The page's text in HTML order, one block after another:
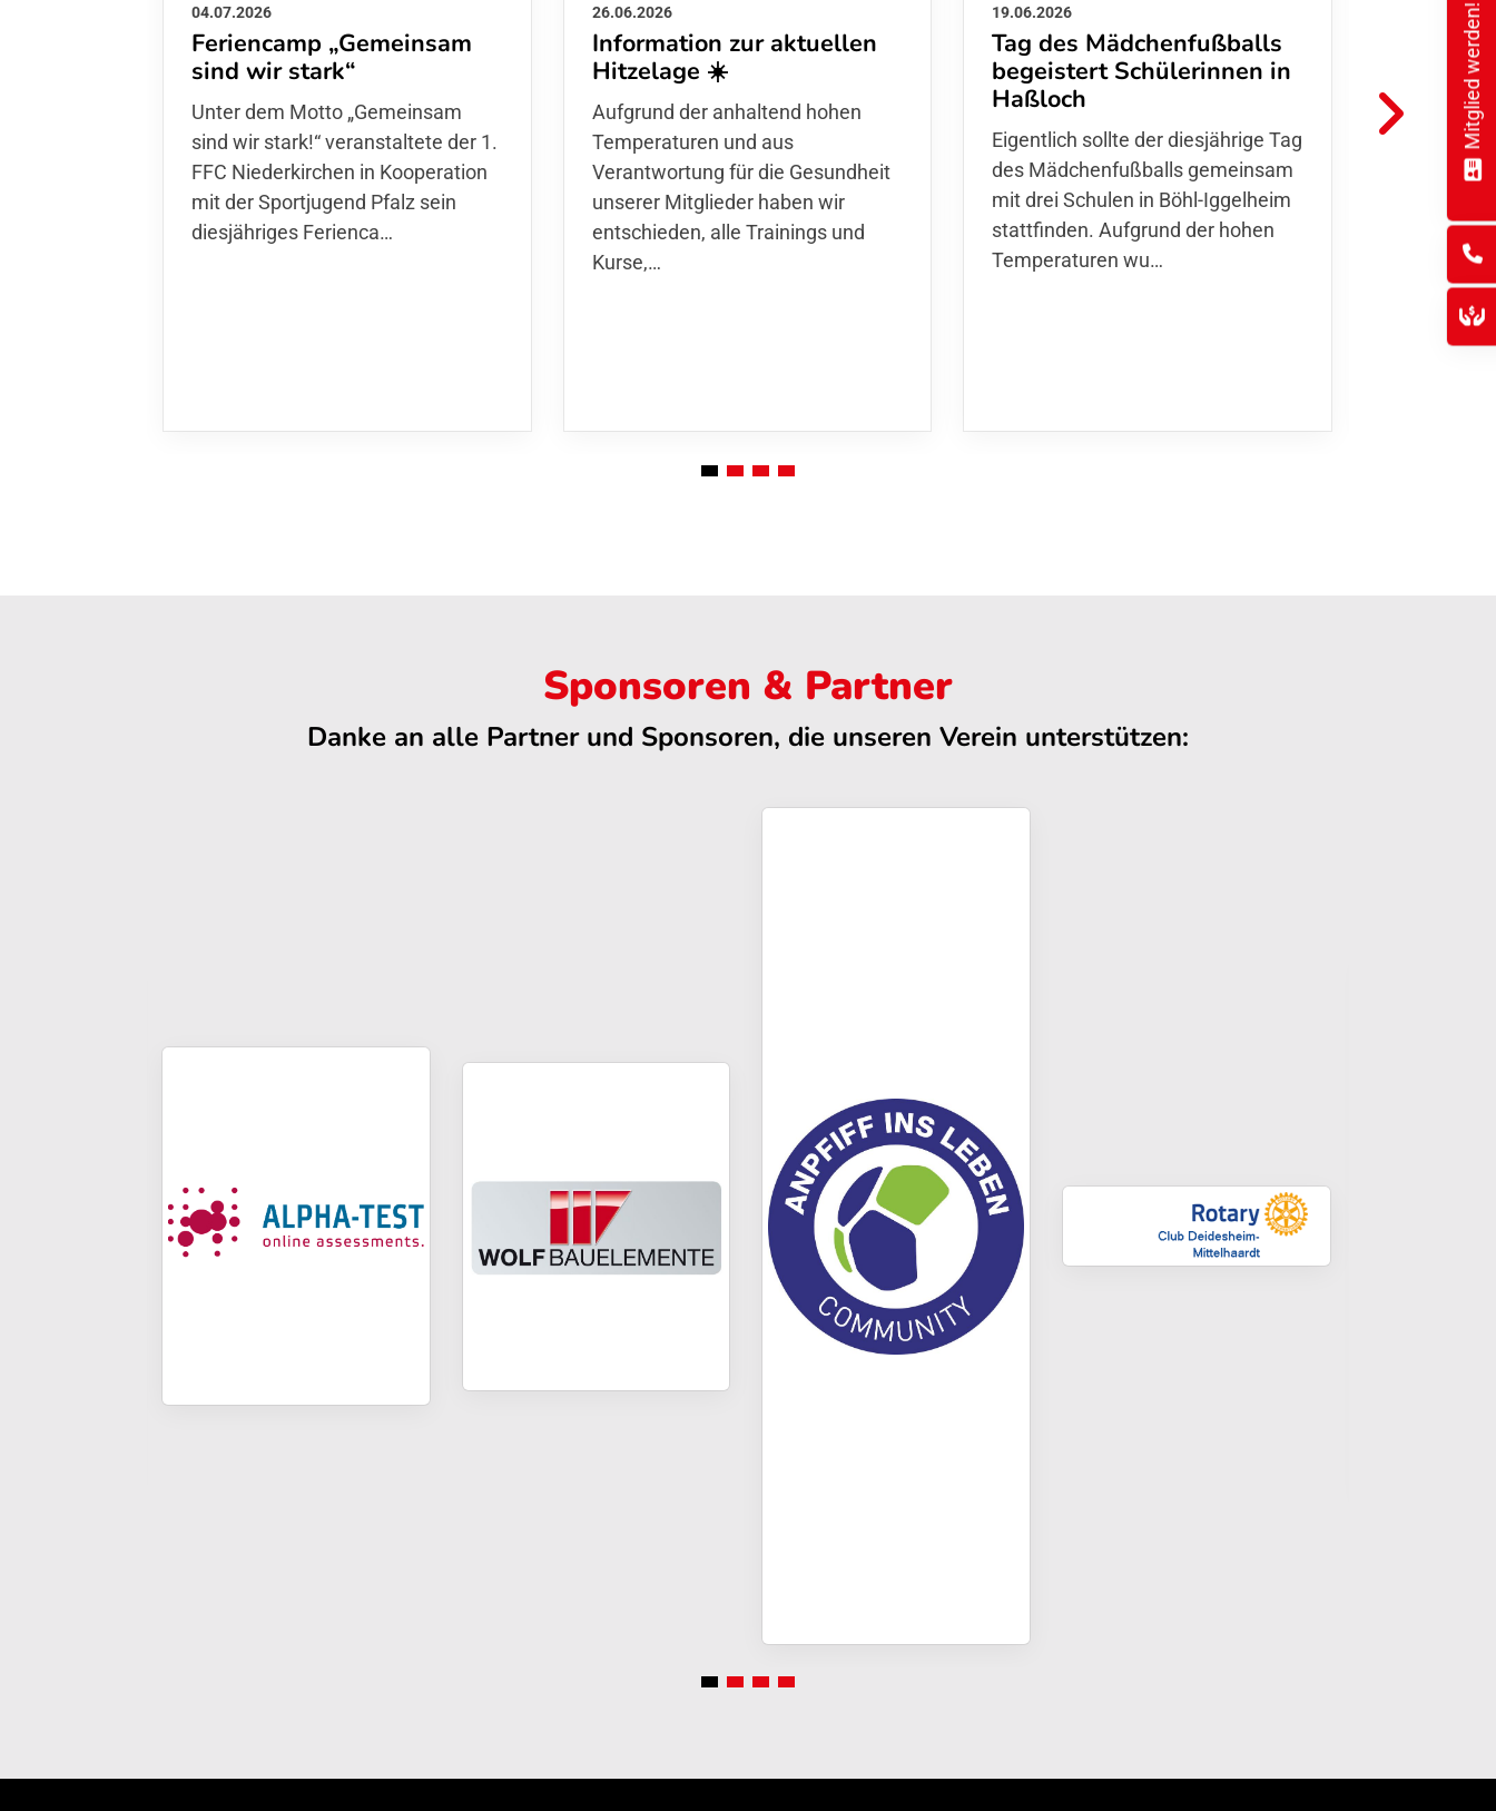
04.07.2026
Feriencamp „Gemeinsam
sind wir stark“
Unter dem Motto „Gemeinsam sind
wir stark!“ veranstaltete der 1. FFC
Niederkirchen in Kooperation mit
der Sportjugend Pfalz sein
diesjähriges Ferienca…
26.06.2026
Information zur aktuellen
Hitzelage ☀️
Aufgrund der anhaltend hohen
Temperaturen und aus
Verantwortung für die Gesundheit
unserer Mitglieder haben wir
entschieden, alle Trainings und
Kurse,…
19.06.2026
Tag des Mädchenfußballs
begeistert Schülerinnen in
Haßloch
Eigentlich sollte der diesjährige Tag
des Mädchenfußballs gemeinsam
mit drei Schulen in Böhl-Iggelheim
stattfinden. Aufgrund der hohen
Temperaturen wu…
01.06.2026
Danke
FFC
Hoffmann
Thomas
den
Finnla…
Sponsoren & Partner
Danke an alle Partner und Sponsoren, die unseren Verein unterstützen:
Mitglied werden!